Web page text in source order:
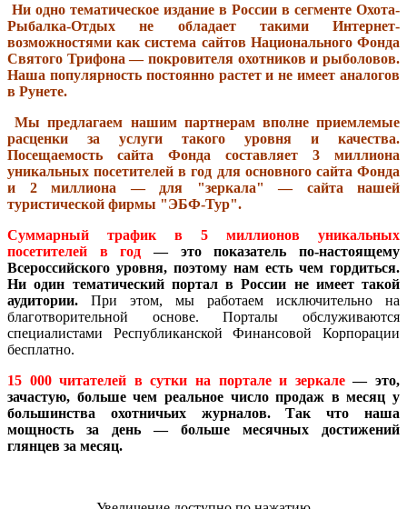
Ни одно тематическое издание в России в сегменте Охота-
Рыбалка-Отдых не обладает такими Интернет-
возможностями как система сайтов Национального Фонда
Святого Трифона — покровителя охотников и рыболовов.
Наша популярность постоянно растет и не имеет аналогов
в Рунете.
Мы предлагаем нашим партнерам вполне приемлемые
расценки за услуги такого уровня и качества.
Посещаемость сайта Фонда составляет 3 миллиона
уникальных посетителей в год для основного сайта Фонда
и 2 миллиона — для "зеркала" — сайта нашей
туристической фирмы "ЭБФ-Тур".
Суммарный трафик в 5 миллионов уникальных
посетителей в год — это показатель по-настоящему
Всероссийского уровня, поэтому нам есть чем гордиться.
Ни один тематический портал в России не имеет такой
аудитории. При этом, мы работаем исключительно на
благотворительной основе. Порталы обслуживаются
специалистами Республиканской Финансовой Корпорации
бесплатно.
15 000 читателей в сутки на портале и зеркале— это,
зачастую, больше чем реальное число продаж в месяц у
большинства охотничьих журналов. Так что наша
мощность за день — больше месячных достижений
глянцев за месяц.